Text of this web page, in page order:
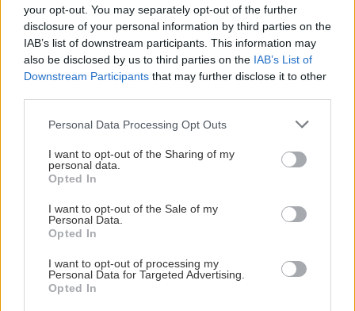
your opt-out. You may separately opt-out of the further
disclosure of your personal information by third parties on the
IAB’s list of downstream participants. This information may
also be disclosed by us to third parties on the IAB’s List of
Downstream Participants that may further disclose it to other
Please note that this website/app uses one or more Google
not limited to your visit or usage behaviour. You may click to
grant or deny consent to Google and its third-party tags to
use your data for below specified purposes in below Google
consent section.
Personal Data Processing Opt Outs
I want to opt-out of the Sharing of my
personal data.
Opted In
I want to opt-out of the Sale of my
Personal Data.
Opted In
I want to opt-out of processing my
Personal Data for Targeted Advertising.
Opted In